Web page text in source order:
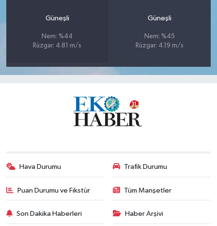
Güneşli
Nem: %44
Rüzgar: 4.81 m/s
Güneşli
Nem: %45
Rüzgar: 4.19 m/s
Hava Durumu Trafik Durumu
Puan Durumu ve Fikstür Tüm Manşetler
Son Dakika Haberleri Haber Arşivi